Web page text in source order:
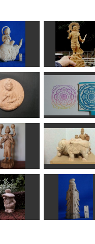
養菩薩像
ta-chann
持国天
sigesama
菩薩坐像
黒住和隆
マンダラ
柊
羅王像
toshi
象
なんぺい